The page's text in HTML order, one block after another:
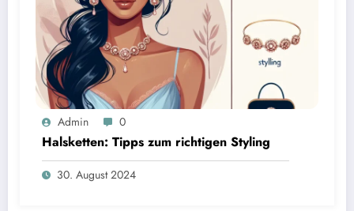
Admin 0
Halsketten: Tipps zum richtigen Styling
30. August 2024